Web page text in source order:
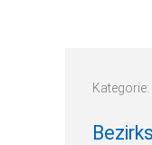
Kategorie: